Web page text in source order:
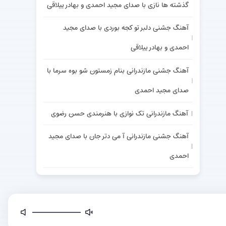
گذشته ها نازی با صدای مجید احمدی و بهادر ییلاقی
آهنگ جشنی دلبر تو کجه بوردی با صدای مجید
احمدی و بهادر ییلاقی
آهنگ جشنی مازندرانی بنام زمستون شو بوه سرما با
صدای مجید احمدی
آهنگ مازندرانی تک نوازی با هنرمندی حسن رضوی
آهنگ جشنی مازندرانی آ می دتر جان با صدای مجید
احمدی